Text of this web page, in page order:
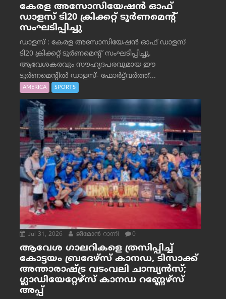
കേരള അസോസിയേഷൻ ഓഫ്
ഡാളസ് ടി20 ക്രിക്കറ്റ് ടൂർണമെന്റ്
സംഘടിപ്പിച്ചു
ഡാളസ് : കേരള അസോസിയേഷൻ ഓഫ് ഡാളസ്
ടി20 ക്രിക്കറ്റ് ടൂർണമെന്റ് സംഘടിപ്പിച്ചു.
ആവേശകരവും സൗഹൃദപരവുമായ ഈ
ടൂർണമെന്റിൽ ഡാളസ്- ഫോർട്ട്‌വര്‍ത്ത്...
AMERICA SPORTS
Jul 31, 2026 ജീമോന്‍ റാന്നി 0
ആവേശ ഗാലറികളെ ത്രസിപ്പിച്ച്
കോട്ടയം ബ്രദേഴ്‌സ് കാനഡ, ടിസാക്ക്
അന്താരാഷ്ട്ര വടംവലി ചാമ്പ്യന്‍സ്;
ഗ്ലാഡിയേറ്റേഴ്‌സ് കാനഡ റണ്ണേഴ്‌സ്
അപ്പ്